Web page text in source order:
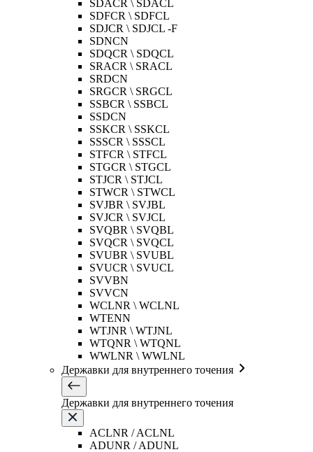
SDACR \ SDACL
SDFCR \ SDFCL
SDJCR \ SDJCL -F
SDNCN
SDQCR \ SDQCL
SRACR \ SRACL
SRDCN
SRGCR \ SRGCL
SSBCR \ SSBCL
SSDCN
SSKCR \ SSKCL
SSSCR \ SSSCL
STFCR \ STFCL
STGCR \ STGCL
STJCR \ STJCL
STWCR \ STWCL
SVJBR \ SVJBL
SVJCR \ SVJCL
SVQBR \ SVQBL
SVQCR \ SVQCL
SVUBR \ SVUBL
SVUCR \ SVUCL
SVVBN
SVVCN
WCLNR \ WCLNL
WTENN
WTJNR \ WTJNL
WTQNR \ WTQNL
WWLNR \ WWLNL
Державки для внутреннего точения
Державки для внутреннего точения
ACLNR / ACLNL
ADUNR / ADUNL